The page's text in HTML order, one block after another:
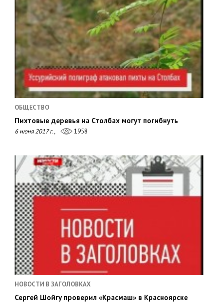
ОБЩЕСТВО
Пихтовые деревья на Столбах могут погибнуть
6 июня 2017 г., 1958
НОВОСТИ В ЗАГОЛОВКАХ
Сергей Шойгу проверил «Красмаш» в Красноярске